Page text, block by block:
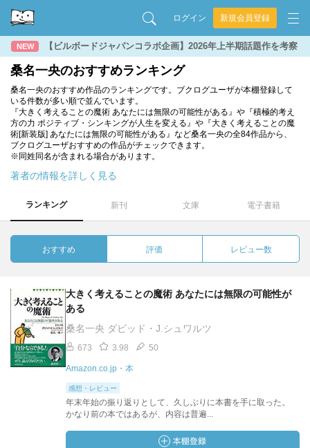
ログイン 新規会員登録
NEW 【ビルボードジャパンコラボ企画】2026年上半期話題作を考察
桑名一央のおすすめランキング
桑名一央のおすすめ作品のランキングです。ブクログユーザが本棚登録して
いる件数が多い順で並んでいます。
『大きく考えることの魔術 あなたには無限の可能性がある』や『積極的考え
方の力 ポジティブ・シンキングが人生を変える』や『大きく考えることの魔
術[新装版] あなたには無限の可能性がある』など桑名一央の全84作品から、
ブクログユーザおすすめの作品がチェックできます。
※同姓同名が含まれる場合があります。
著者の情報を詳しく見る
ランキング 新刊 文庫 電子書籍
おすすめ 評価 レビュー数
大きく考えることの魔術 あなたには無限の可能性が
ある
桑名一央 ダビッド・J.シュワルツ
673 3.98 50
Amazon.co.jp・本
感想・レビュー
年末年始の振り返りとして、久しぶりに本書を手に取った。
かなり前の本ではあるが、内容は普遍...